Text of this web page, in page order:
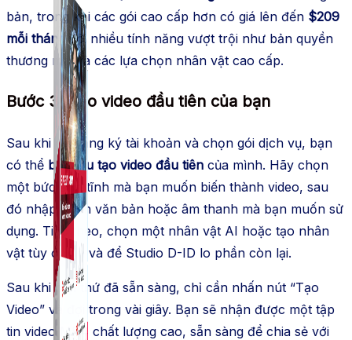
bản, trong khi các gói cao cấp hơn có giá lên đến $209
mỗi thángvới nhiều tính năng vượt trội như bản quyền
thương mại và các lựa chọn nhân vật cao cấp.
Bước 3: Tạo video đầu tiên của bạn
Sau khi đã đăng ký tài khoản và chọn gói dịch vụ, bạn
có thể bắt đầu tạo video đầu tiên của mình. Hãy chọn
một bức ảnh tĩnh mà bạn muốn biến thành video, sau
đó nhập đoạn văn bản hoặc âm thanh mà bạn muốn sử
dụng. Tiếp theo, chọn một nhân vật AI hoặc tạo nhân
vật tùy chỉnh và để Studio D-ID lo phần còn lại.
Sau khi mọi thứ đã sẵn sàng, chỉ cần nhấn nút “Tạo
Video” và đợi trong vài giây. Bạn sẽ nhận được một tập
tin video MP4 chất lượng cao, sẵn sàng để chia sẻ với